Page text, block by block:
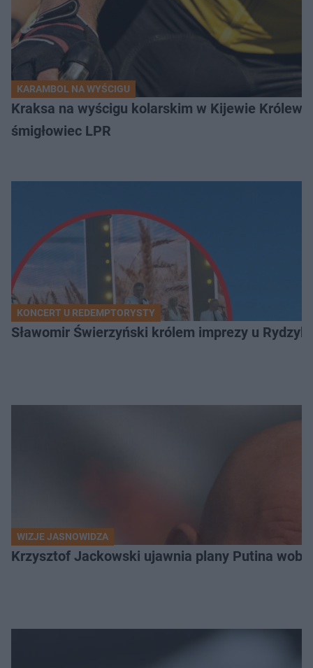
KARAMBOL NA WYŚCIGU
Kraksa na wyścigu kolarskim w Kijewie
śmigłowiec LPR
KONCERT U REDEMPTORYSTY
Sławomir Świerzyński królem imprezy u
WIZJE JASNOWIDZA
Krzysztof Jackowski ujawnia plany Putina